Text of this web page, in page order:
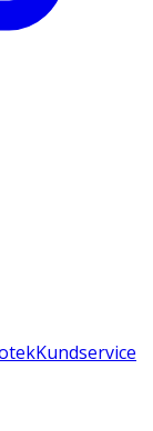
Kundservice